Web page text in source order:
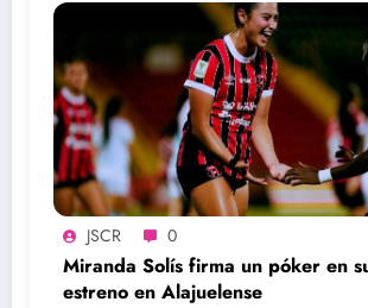
JSCR 0
Miranda Solís firma un póker en
estreno en Alajuelense